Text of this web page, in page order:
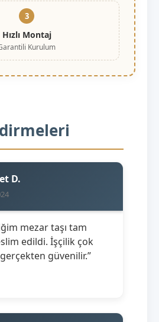
3
Hızlı Montaj
Kurulum
D.
mezar taşı tam
edildi. İşçilik çok
güvenilir.”